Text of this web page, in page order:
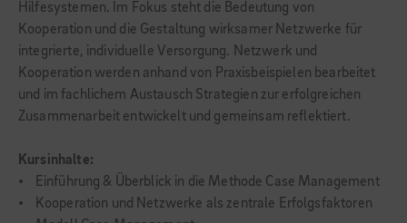
Hilfesystemen. Im Fokus steht die Bedeutung von
Kooperation und die Gestaltung wirksamer Netzwerke für
integrierte, individuelle Versorgung. Netzwerk und
Kooperation werden anhand von Praxisbeispielen bearbeitet
und im fachlichem Austausch Strategien zur erfolgreichen
Zusammenarbeit entwickelt und gemeinsam reflektiert.
Kursinhalte:
• Einführung & Überblick in die Methode Case Management
• Kooperation und Netzwerke als zentrale Erfolgsfaktoren